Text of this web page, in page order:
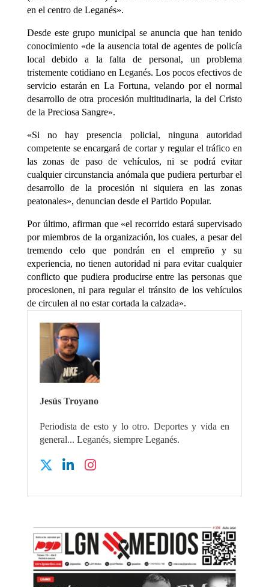
en el centro de Leganés».
Desde este grupo municipal se anuncia que han tenido
conocimiento «de la ausencia total de agentes de policía
local debido a la falta de personal, un problema
tristemente cotidiano en Leganés. Los pocos efectivos de
servicio estarán en La Fortuna, velando por el normal
desarrollo de otra procesión multitudinaria, la del Cristo
de la Preciosa Sangre».
«Si no hay presencia policial, ninguna autoridad
competente se encargará de cortar y regular el tráfico en
las zonas de paso de vehículos, ni se podrá evitar
cualquier circunstancia anómala que pudiera perturbar el
desarrollo de la procesión ni siquiera en las zonas
peatonales», denuncian desde el Partido Popular.
Por último, afirman que «el recorrido estará supervisado
por miembros de la organización, los cuales, a pesar del
tremendo celo que pondrán en el empreño y su
experiencia, no tienen autoridad ni para evitar cualquier
conflicto que pudiera producirse entre las personas que
procesionen, ni para regular el tránsito de los vehículos
de circulen al no estar cortada la calzada».
Jesús Troyano
Periodista de esto y lo otro. Deportes y vida en
general... Leganés, siempre Leganés.